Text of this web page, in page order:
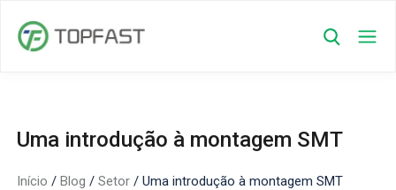
Uma introdução à montagem SMT
Início /Blog /Setor /Uma introdução à montagem SMT